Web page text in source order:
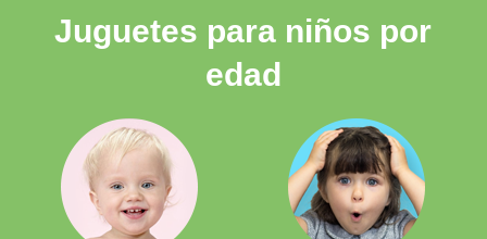
Juguetes para niños por
edad